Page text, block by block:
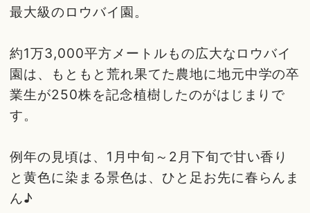
最大級のロウバイ園。
約1万3,000平方メートルもの広大なロウバイ
園は、もともと荒れ果てた農地に地元中学の卒
業生が250株を記念植樹したのがはじまりで
す。
例年の見頃は、1月中旬～2月下旬で甘い香り
と黄色に染まる景色は、ひと足お先に春らんま
ん♪